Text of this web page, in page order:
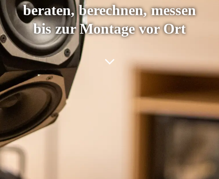
beraten, berechnen, messen
bis zur Montage vor Ort